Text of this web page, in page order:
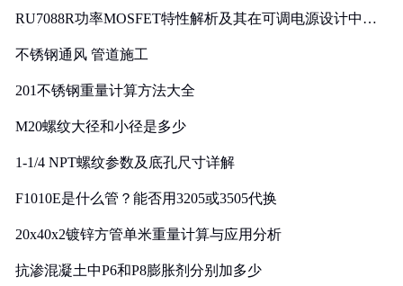
RU7088R功率MOSFET特性解析及其在可调电源设计中的
不锈钢通风 管道施工
201不锈钢重量计算方法大全
M20螺纹大径和小径是多少
1-1/4 NPT螺纹参数及底孔尺寸详解
F1010E是什么管？能否用3205或3505代换
20x40x2镀锌方管单米重量计算与应用分析
抗渗混凝土中P6和P8膨胀剂分别加多少